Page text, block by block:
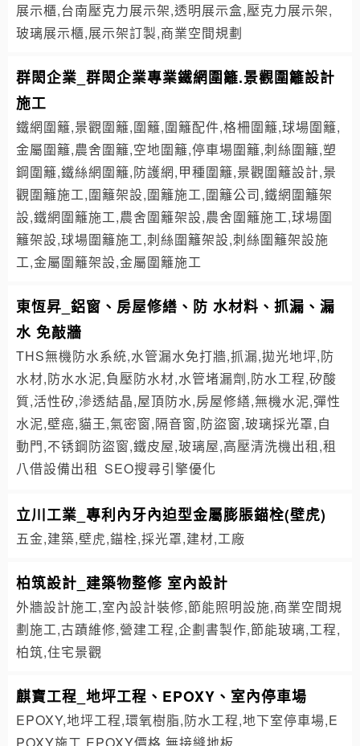
展示櫃,台南壓克力展示架,透明展示盒,壓克力展示架,
玻璃展示櫃,展示架訂製,商業空間規劃
群閎企業_群閎企業專業鐵網圍籬.景觀圍籬設計
施工
鐵網圍籬,景觀圍籬,圍籬,圍籬配件,格柵圍籬,球場圍籬,
金屬圍籬,農舍圍籬,空地圍籬,停車場圍籬,刺絲圍籬,塑
鋼圍籬,鐵絲網圍籬,防護網,甲種圍籬,景觀圍籬設計,景
觀圍籬施工,圍籬架設,圍籬施工,圍籬公司,鐵網圍籬架
設,鐵網圍籬施工,農舍圍籬架設,農舍圍籬施工,球場圍
籬架設,球場圍籬施工,刺絲圍籬架設,刺絲圍籬架設施
工,金屬圍籬架設,金屬圍籬施工
東恆昇_鋁窗、房屋修繕、防 水材料、抓漏、漏
水 免敲牆
THS無機防水系統,水管漏水免打牆,抓漏,拋光地坪,防
水材,防水水泥,負壓防水材,水管堵漏劑,防水工程,矽酸
質,活性矽,滲透結晶,屋頂防水,房屋修繕,無機水泥,彈性
水泥,壁癌,貓王,氣密窗,隔音窗,防盜窗,玻璃採光罩,自
動門,不锈鋼防盜窗,鐵皮屋,玻璃屋,高壓清洗機出租,租
八借設備出租 SEO搜尋引擎優化
立川工業_專利內牙內迫型金屬膨脹錨栓(壁虎)
五金,建築,壁虎,錨栓,採光罩,建材,工廠
柏筑設計_建築物整修 室內設計
外牆設計施工,室內設計裝修,節能照明設施,商業空間規
劃施工,古蹟維修,營建工程,企劃書製作,節能玻璃,工程,
柏筑,住宅景觀
麒寶工程_地坪工程、EPOXY、室內停車場
EPOXY,地坪工程,環氧樹脂,防水工程,地下室停車場,E